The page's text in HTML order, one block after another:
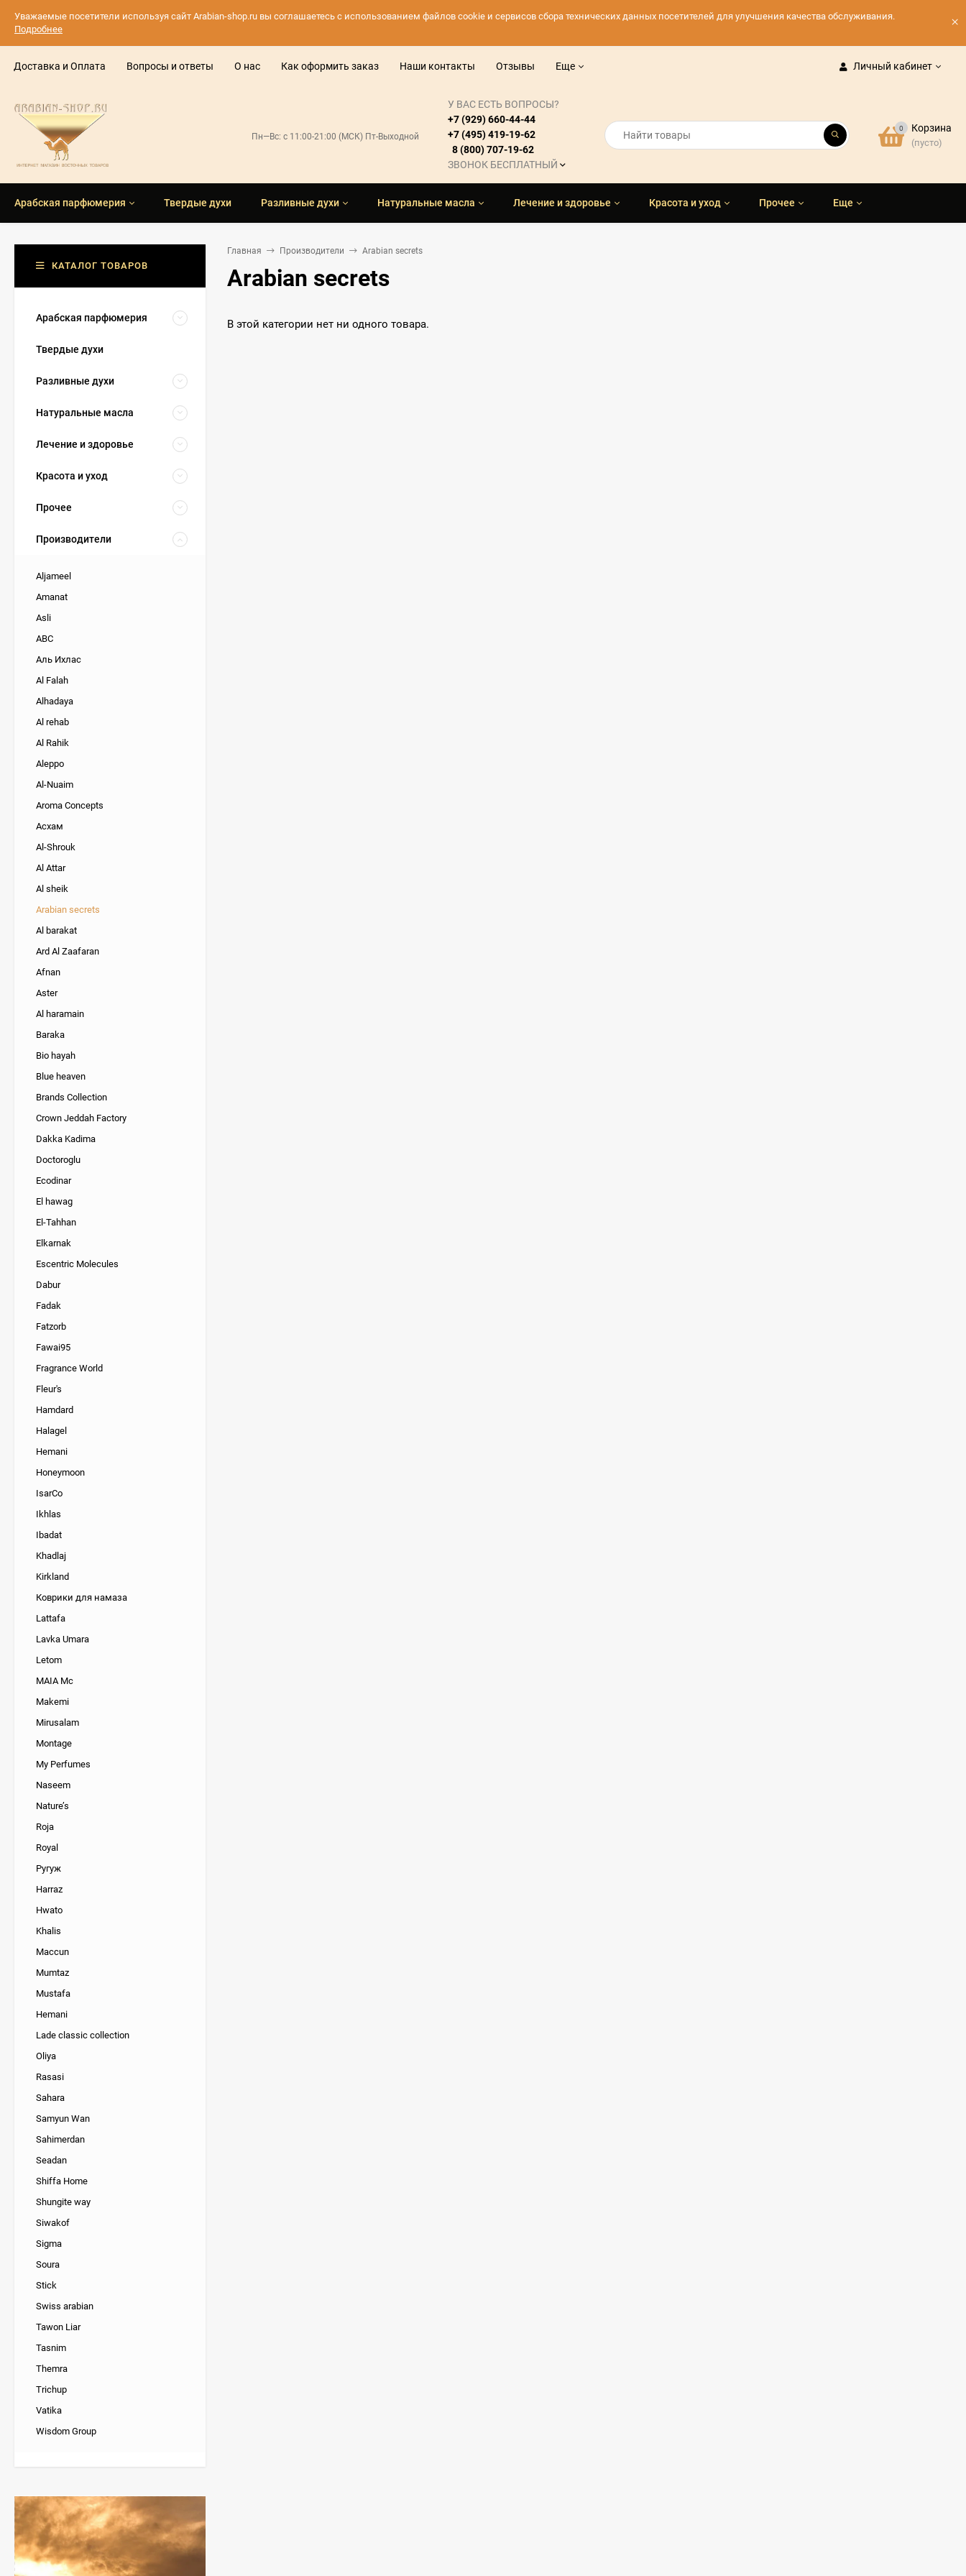
Уважаемые посетители используя сайт Arabian-shop.ru вы соглашаетесь с использованием файлов cookie и сервисов сбора технических данных посетителей для улучшения качества обслуживания.
Подробнее
×
Личный кабинет
Доставка и Оплата Вопросы и ответы О нас Как оформить заказ Наши контакты Отзывы Еще
Пн—Вс: с 11:00-21:00 (МСК) Пт-Выходной
У ВАС ЕСТЬ ВОПРОСЫ?
+7 (929) 660-44-44
+7 (495) 419-19-62
8 (800) 707-19-62
ЗВОНОК БЕСПЛАТНЫЙ
0 Корзина
(пусто)
Арабская парфюмерия Твердые духи Разливные духи Натуральные масла Лечение и здоровье Красота и уход Прочее Еще
Главная Производители Arabian secrets
Arabian secrets
В этой категории нет ни одного товара.
КАТАЛОГ ТОВАРОВ
Арабская парфюмерия
Твердые духи
Разливные духи
Натуральные масла
Лечение и здоровье
Красота и уход
Прочее
Производители
Aljameel
Amanat
Asli
ABC
Аль Ихлас
Al Falah
Alhadaya
Al rehab
Al Rahik
Aleppo
Al-Nuaim
Aroma Concepts
Асхам
Al-Shrouk
Al Attar
Al sheik
Arabian secrets
Al barakat
Ard Al Zaafaran
Afnan
Aster
Al haramain
Baraka
Bio hayah
Blue heaven
Brands Collection
Crown Jeddah Factory
Dakka Kadima
Doctoroglu
Ecodinar
El hawag
El-Tahhan
Elkarnak
Escentric Molecules
Dabur
Fadak
Fatzorb
Fawai95
Fragrance World
Fleur's
Hamdard
Halagel
Hemani
Honeymoon
IsarCo
Ikhlas
Ibadat
Khadlaj
Kirkland
Коврики для намаза
Lattafa
Lavka Umara
Letom
MAIA Mc
Makemi
Mirusalam
Montage
My Perfumes
Naseem
Nature’s
Roja
Royal
Ругуж
Harraz
Hwato
Khalis
Maccun
Mumtaz
Mustafa
Hemani
Lade classic collection
Oliya
Rasasi
Sahara
Samyun Wan
Sahimerdan
Seadan
Shiffa Home
Shungite way
Siwakof
Sigma
Soura
Stick
Swiss arabian
Tawon Liar
Tasnim
Themra
Trichup
Vatika
Wisdom Group